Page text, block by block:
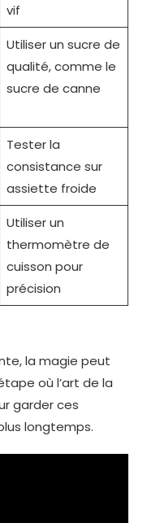
vif
Utiliser un sucre de
qualité, comme le
sucre de canne
Tester la
consistance sur
assiette froide
Utiliser un
thermomètre de
cuisson pour
précision
la magie peut
où l’art de la
garder ces
longtemps.